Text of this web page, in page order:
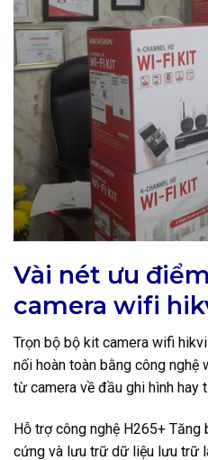
Vài nét ưu
camera wifi
Trọn bộ bộ kit camera wifi
nối hoàn toàn bằng công nghệ
từ camera về đầu ghi hình hay
Hỗ trợ công nghệ H265+
cứng và lưu trữ dữ liệu lưu trữ